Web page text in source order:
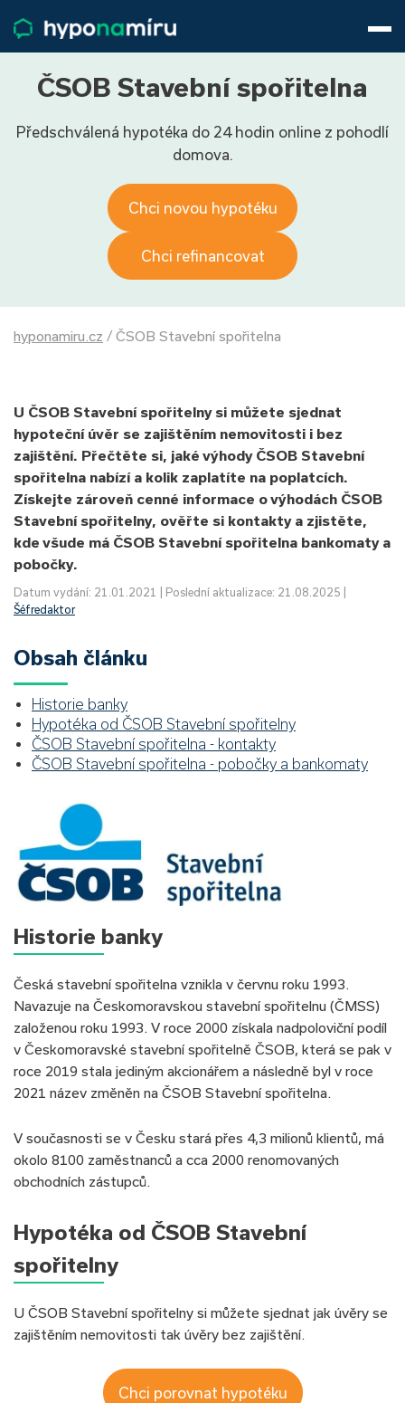
Životní pojištění
Pojištění nemovitosti
O nás
9−16 hod.
Přihlásit
ČSOB Stavební spořitelna
Předschválená hypotéka do 24 hodin online z pohodlí
domova.
Chci novou hypotéku
Chci refinancovat
hyponamiru.cz / ČSOB Stavební spořitelna
U ČSOB Stavební spořitelny si můžete sjednat
hypoteční úvěr se zajištěním nemovitosti i bez
zajištění. Přečtěte si, jaké výhody ČSOB Stavební
spořitelna nabízí a kolik zaplatíte na poplatcích.
Získejte zároveň cenné informace o výhodách ČSOB
Stavební spořitelny, ověřte si kontakty a zjistěte,
kde všude má ČSOB Stavební spořitelna bankomaty a
pobočky.
Datum vydání: 21.01.2021 | Poslední aktualizace: 21.08.2025 |
Šéfredaktor
Obsah článku
Historie banky
Hypotéka od ČSOB Stavební spořitelny
ČSOB Stavební spořitelna - kontakty
ČSOB Stavební spořitelna - pobočky a bankomaty
Historie banky
Česká stavební spořitelna vznikla v červnu roku 1993.
Navazuje na Českomoravskou stavební spořitelnu (ČMSS)
založenou roku 1993. V roce 2000 získala nadpoloviční podíl
v Českomoravské stavební spořitelně ČSOB, která se pak v
roce 2019 stala jediným akcionářem a následně byl v roce
2021 název změněn na ČSOB Stavební spořitelna.
V současnosti se v Česku stará přes 4,3 milionů klientů, má
okolo 8100 zaměstnanců a cca 2000 renomovaných
obchodních zástupců.
Hypotéka od ČSOB Stavební
spořitelny
U ČSOB Stavební spořitelny si můžete sjednat jak úvěry se
zajištěním nemovitosti tak úvěry bez zajištění.
Chci porovnat hypotéku